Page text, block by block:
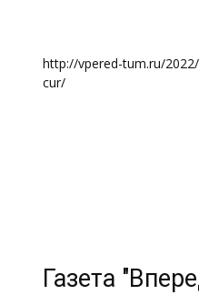
http://vpered-tum.ru/
cur/
Газета